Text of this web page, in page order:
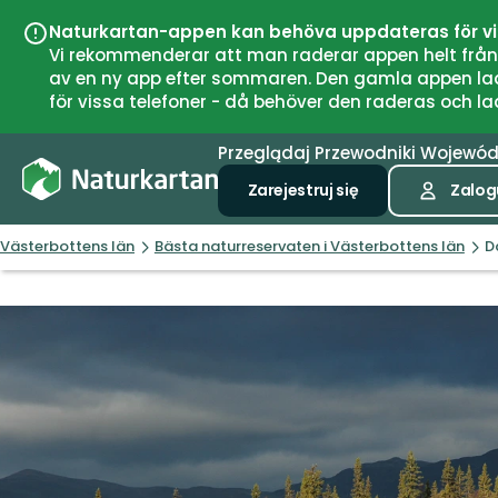
Naturkartan-appen kan behöva uppdateras för
Vi rekommenderar att man raderar appen helt
av en ny app efter sommaren. Den gamla
för vissa telefoner - då behöver den raderas och
Przeglądaj Przewodniki
Zarejestruj się
Västerbottens län Bästa naturreservaten i Västerbottens län